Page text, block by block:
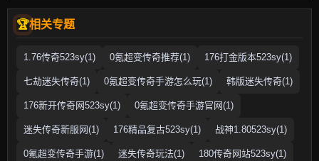
相关专题
1.76传奇523sy(1) 0氪超变传奇推荐(1) 176打金版本523sy(1)
七劫迷失传奇(1) 0氪超变传奇手游怎么玩(1) 韩版迷失传奇(1)
176新开传奇网523sy(1) 0氪超变传奇手游官网(1)
迷失传奇新服网(1) 176精品复古523sy(1) 战神1.80523sy(1)
0氪超变传奇手游(1) 迷失传奇玩法(1) 180传奇网站523sy(1)